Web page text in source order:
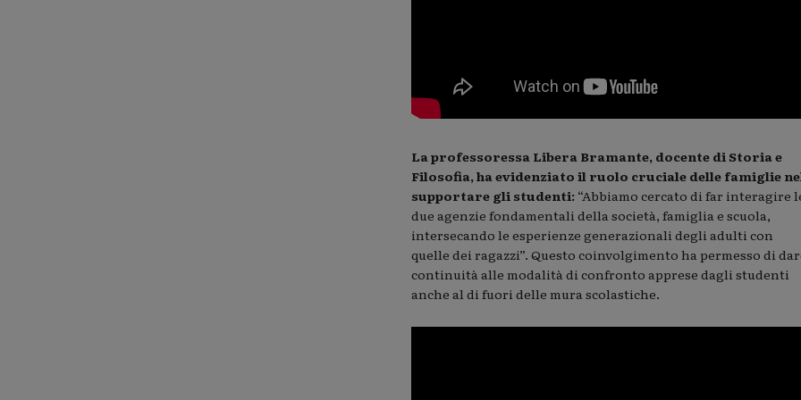
La professoressa Libera Bramante, docente di Storia e
Filosofia, ha evidenziato il ruolo cruciale delle famiglie
supportare gli studenti: “Abbiamo cercato di far interagire
due agenzie fondamentali della società, famiglia e scuola,
intersecando le esperienze generazionali degli adulti con
quelle dei ragazzi”. Questo coinvolgimento ha permesso di
continuità alle modalità di confronto apprese dagli studenti
anche al di fuori delle mura scolastiche.